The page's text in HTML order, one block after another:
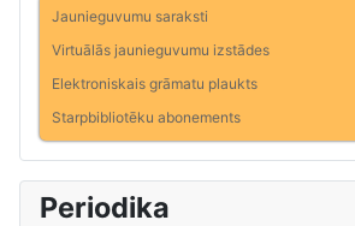
Jaunieguvumu saraksti
Virtuālās jaunieguvumu izstādes
Elektroniskais grāmatu plaukts
Starpbibliotēku abonements
Periodika